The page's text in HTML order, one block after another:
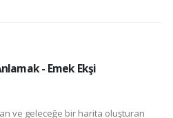
- Emek Ekşi
ve geleceğe bir harita oluşturan